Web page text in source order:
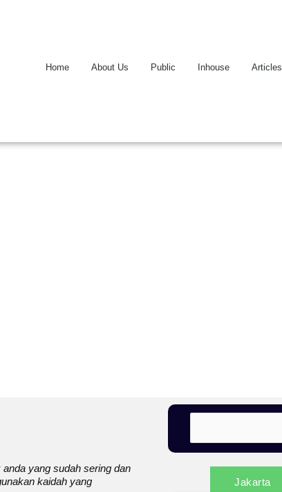
Home About Us Public Inhouse Articles
yang sudah sering dan
kaidah yang
Jakarta